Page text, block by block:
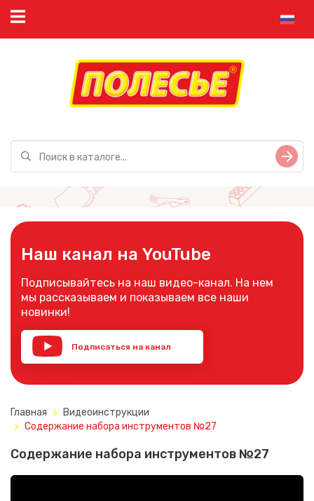
Наш канал на YouTube
Подписывайтесь на наш видео-канал. На нем
мы рассказываем и показываем все наши
новинки!
Подписаться на канал
Главная
Видеоинструкции
Содержание набора инструментов №27
Содержание набора инструментов №27